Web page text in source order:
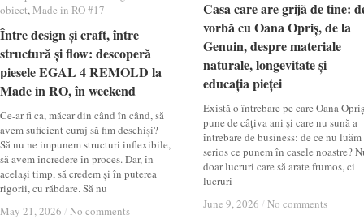
Casa care are grijă de tine:
vorbă cu Oana Opriș, de la
Genuin, despre materiale
naturale, longevitate și
educația pieței
Există o întrebare pe care Oana
pune de câțiva ani și care nu sună a
întrebare de business: de ce nu
serios ce punem în casele noastre?
doar lucruri care să arate frumos, ci
lucruri
June 9, 2026 / No comments
Casa care are grijă de tine:
vorbă cu Oana Opriș, de la
Genuin, despre materiale
naturale, longevitate și
educația pieței
June 9, 2026 / No comments
obiect,Made in RO #17
Între design și craft, între
structură și flow: descoperă
piesele EGAL 4 REMOLD la
Made in RO, în weekend
Ce-ar fi ca, măcar din când în când, să
avem suficient curaj să fim deschiși?
Să nu ne impunem structuri inflexibile,
să avem încredere în proces. Dar, în
același timp, să credem și în puterea
rigorii, cu răbdare. Să nu
May 21, 2026 / No comments
obiect Made in RO #17
Între design și craft, între
structură și flow: descoperă
piesele EGAL 4 REMOLD la
Made in RO, în weekend
May 21, 2026 / No comments